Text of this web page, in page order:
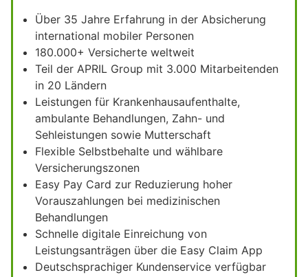
Über 35 Jahre Erfahrung in der Absicherung
international mobiler Personen
180.000+ Versicherte weltweit
Teil der APRIL Group mit 3.000 Mitarbeitenden
in 20 Ländern
Leistungen für Krankenhausaufenthalte,
ambulante Behandlungen, Zahn- und
Sehleistungen sowie Mutterschaft
Flexible Selbstbehalte und wählbare
Versicherungszonen
Easy Pay Card zur Reduzierung hoher
Vorauszahlungen bei medizinischen
Behandlungen
Schnelle digitale Einreichung von
Leistungsanträgen über die Easy Claim App
Deutschsprachiger Kundenservice verfügbar